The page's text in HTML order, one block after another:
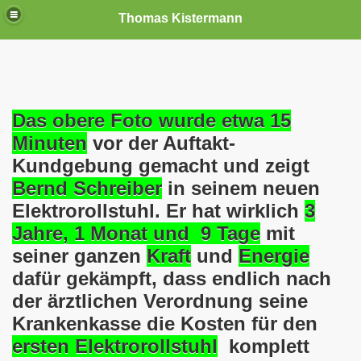
Thomas Kistermann
Das obere Foto wurde etwa 15
Minuten vor der Auftakt-
Kundgebung gemacht und zeigt
Bernd Schreiber in seinem neuen
Elektrorollstuhl. Er hat wirklich 3
Jahre, 1 Monat und 9 Tage mit
seiner ganzen Kraft und Energie
dafür gekämpft, dass endlich nach
der ärztlichen Verordnung seine
Krankenkasse die Kosten für den
ersten Elektrorollstuhl komplett
Ideen und Anregungen!
jeweils am 01.09.1991 (21 Jahre jung ) und am
Todzy hat acht Kinder - sehen darf die junge Mutter
Gelsenkirchen-Buer mit der Sachkundeprüfung nach §
Bewegung steht mit voller Solidarität hinter Thomas